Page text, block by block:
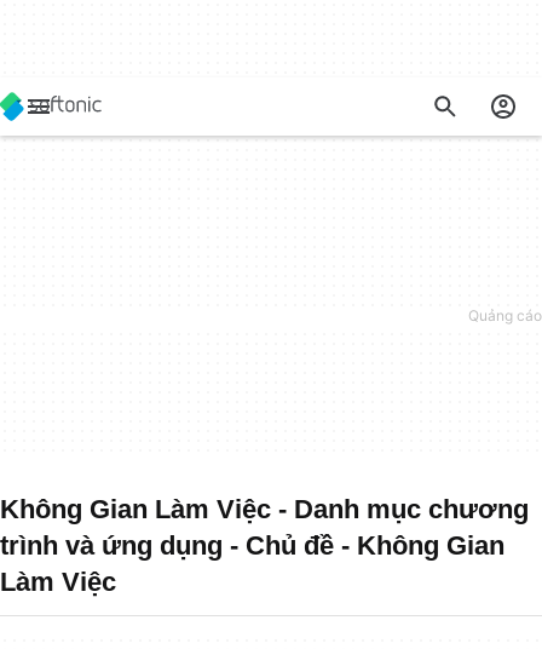
Không Gian Làm Việc - Danh mục chương
trình và ứng dụng - Chủ đề - Không Gian
Làm Việc